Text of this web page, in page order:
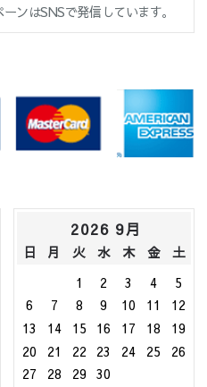
ンはSNSで発信しています。
2026 9月
日 月 火 水 木 金
土
1
2 3 4
5
6
7 8 9 10 11
12
13
14 15 16 17 18
19
20
21 22 23 24 25
26
27
28 29 30